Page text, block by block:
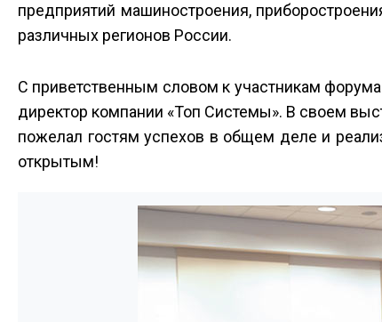
предприятий машиностроения,
различных регионов России.
С приветственным словом к участникам
директор компании «Топ Системы». В своем
пожелал гостям успехов в общем деле и
открытым!